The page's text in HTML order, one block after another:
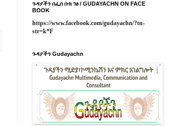
ጉዳያችን በፌስ ቡክ ገፅ / GUDAYACHN ON FACE
BOOK
https://www.facebook.com/gudayachn/?tn-
str=k*F
ጉዳያችን Gudayachn